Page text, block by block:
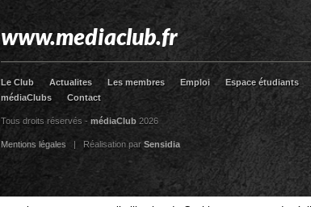
www.mediaclub.fr
Le Club Actualites Les membres Emploi Espace étudiants
médiaClubs
Contact
Tous droits réservés - médiaClub 2026
Mentions légales | Réalisation par Sensidia
FacebookTwitter RSS